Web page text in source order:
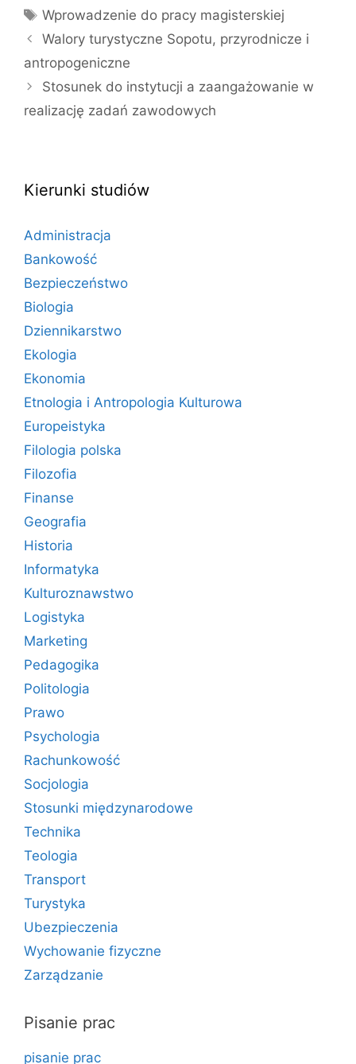
Tagi
Wprowadzenie do pracy magisterskiej
Walory turystyczne Sopotu, przyrodnicze i
antropogeniczne
Stosunek do instytucji a zaangażowanie w
realizację zadań zawodowych
Kierunki studiów
Administracja
Bankowość
Bezpieczeństwo
Biologia
Dziennikarstwo
Ekologia
Ekonomia
Etnologia i Antropologia Kulturowa
Europeistyka
Filologia polska
Filozofia
Finanse
Geografia
Historia
Informatyka
Kulturoznawstwo
Logistyka
Marketing
Pedagogika
Politologia
Prawo
Psychologia
Rachunkowość
Socjologia
Stosunki międzynarodowe
Technika
Teologia
Transport
Turystyka
Ubezpieczenia
Wychowanie fizyczne
Zarządzanie
Pisanie prac
pisanie prac